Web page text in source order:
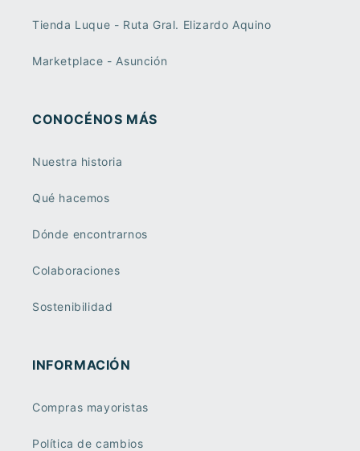
Tienda Luque - Ruta Gral. Elizardo Aquino
Marketplace - Asunción
CONOCÉNOS MÁS
Nuestra historia
Qué hacemos
Dónde encontrarnos
Colaboraciones
Sostenibilidad
INFORMACIÓN
Compras mayoristas
Política de cambios